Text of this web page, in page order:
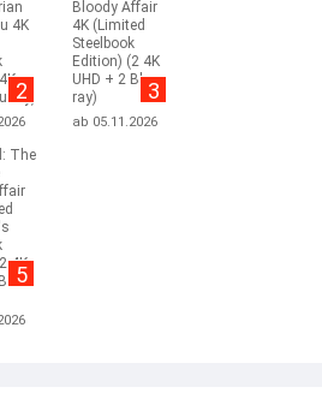
2 3
ab 05.11.2026
5